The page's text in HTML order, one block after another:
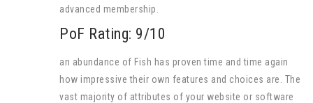
advanced membership.
PoF Rating: 9/10
an abundance of Fish has proven time and time again
how impressive their own features and choices are. The
vast majority of attributes of your website or software